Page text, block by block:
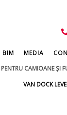
Select
language
BIM MEDIA
PENTRU CAMIOANE ŞI
VAN DOCK